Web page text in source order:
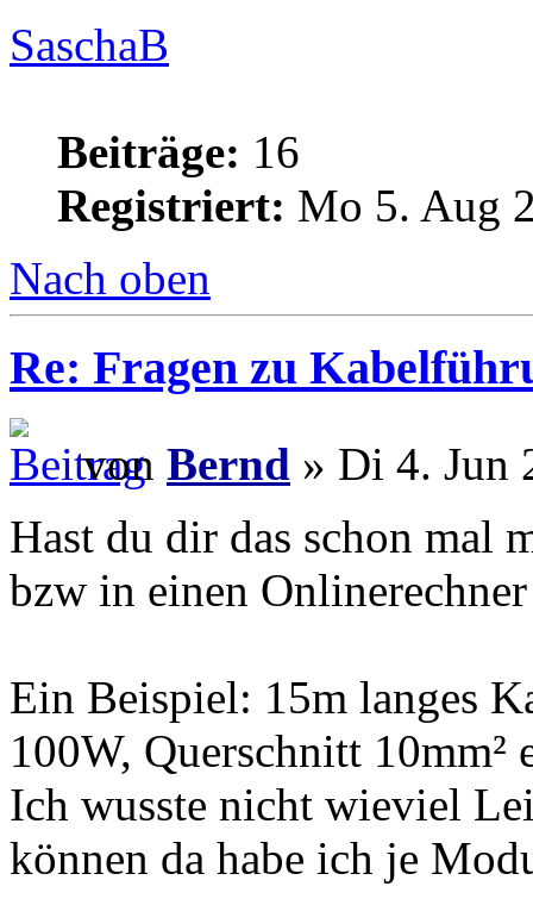
SaschaB
Beiträge: 16
Registriert: Mo 5. Aug
Nach oben
Re: Fragen zu
von Bernd » Di 4. Jun
Hast du dir das schon mal
bzw in einen
Ein Beispiel: 15m langes
100W, Querschnitt 10mm²
Ich wusste nicht wieviel
können da habe ich je